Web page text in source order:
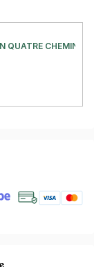
QUATRE CHEMINS -